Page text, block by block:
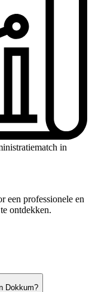
in
een professionele en
ontdekken.
Dokkum?